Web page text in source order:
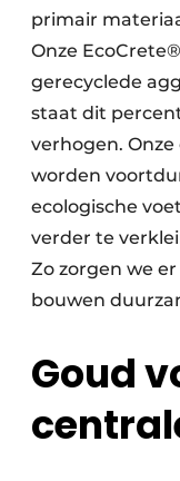
primair
Onze
gerecyclede
staat dit
verhogen.
worden
ecologische
verder te
Zo zorgen we
bouwen
Goud